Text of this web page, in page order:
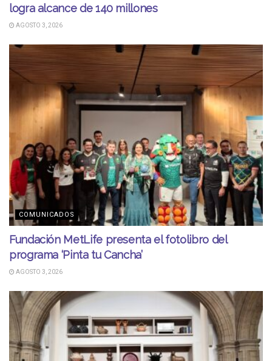
logra alcance de 140 millones
AGOSTO 3, 2026
COMUNICADOS
Fundación MetLife presenta el fotolibro del
programa ‘Pinta tu Cancha’
AGOSTO 3, 2026